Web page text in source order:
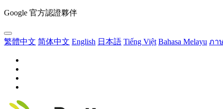
Google 官方認證夥伴
繁體中文 简体中文 English 日本語 Tiếng Việt Bahasa Melayu ภา